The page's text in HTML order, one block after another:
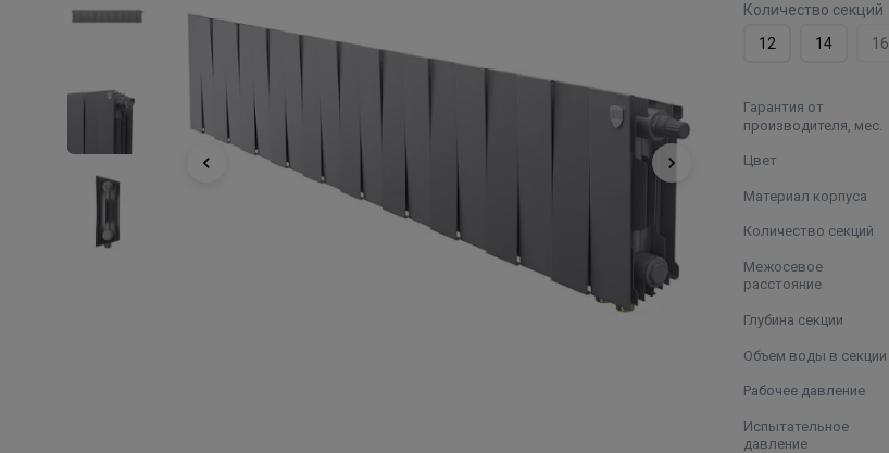
Количество секций
12
14 16
Гарантия от
производителя, мес.
Цвет
Материал корпуса
Количество секций
Межосевое
расстояние
Глубина секции
Объем воды в секции
Рабочее давление
Испытательное
давление